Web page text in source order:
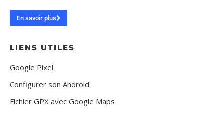
En savoir plus
LIENS UTILES
Google Pixel
Configurer son Android
Fichier GPX avec Google Maps